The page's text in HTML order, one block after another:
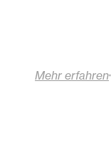
Mehr erfahren